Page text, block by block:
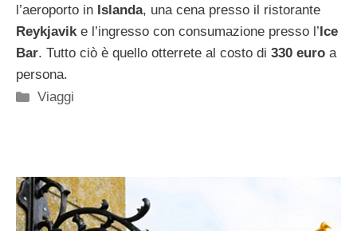
l’aeroporto in Islanda, una cena presso il ristorante
Reykjavike l’ingresso con consumazione presso l’ Ice
Bar. Tutto ciò è quello otterrete al costo di 330 euro a
persona.
Categorie
Viaggi